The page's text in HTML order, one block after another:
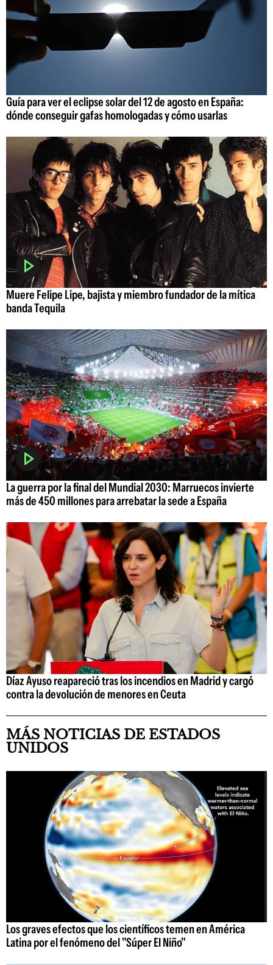
Guía para ver el eclipse solar del 12 de agosto en España:
dónde conseguir gafas homologadas y cómo usarlas
Muere Felipe Lipe, bajista y miembro fundador de la mítica
banda Tequila
La guerra por la final del Mundial 2030: Marruecos invierte
más de 450 millones para arrebatar la sede a España
Díaz Ayuso reapareció tras los incendios en Madrid y cargó
contra la devolución de menores en Ceuta
MÁS NOTICIAS DE ESTADOS
UNIDOS
Los graves efectos que los científicos temen en América
Latina por el fenómeno del "Súper El Niño"